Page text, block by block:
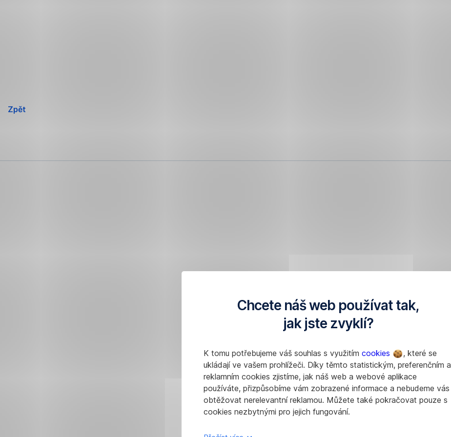
Chcete náš web používat tak,
jak jste zvyklí?
K tomu potřebujeme váš souhlas s využitím cookies
, které se
ukládají ve vašem prohlížeči. Díky těmto statistickým, preferenčním a
reklamním cookies zjistíme, jak náš web a webové aplikace
používáte, přizpůsobíme vám zobrazené informace a nebudeme vás
obtěžovat nerelevantní reklamou. Můžete také pokračovat pouze s
cookies nezbytnými pro jejich fungování.
Zpět